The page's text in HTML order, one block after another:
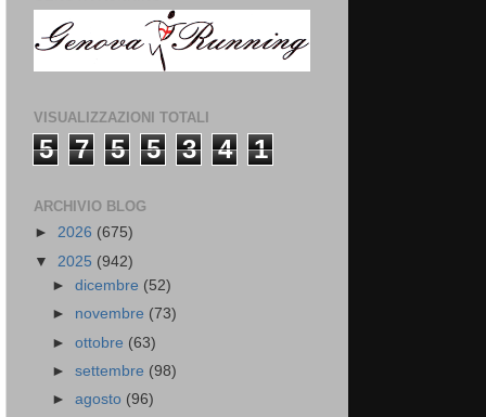
VISUALIZZAZIONI TOTALI
5 7 5 5 3 4 1
ARCHIVIO BLOG
► 2026 (675)
▼ 2025 (942)
►dicembre (52)
► novembre (73)
►ottobre (63)
►settembre (98)
►agosto (96)